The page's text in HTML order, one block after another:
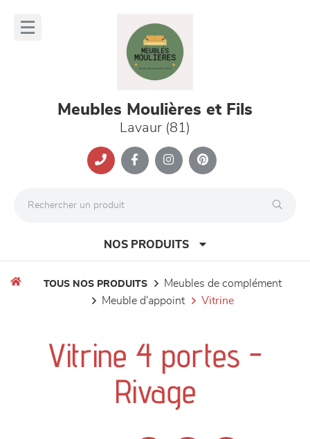
Meubles Moulières et Fils
Lavaur (81)
NOS PRODUITS
séjours
meubles de complément
TOUS NOS PRODUITS
meubles de complément
meuble d'appoint
vitrine
Vitrine 4 portes -
Rivage